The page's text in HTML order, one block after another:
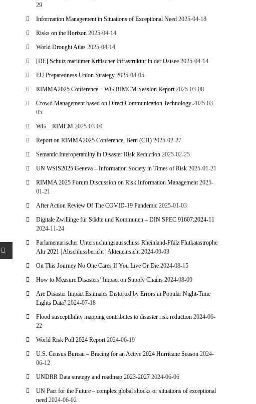
29
Information Management in Situations of Exceptional Need 2025-04-18
Risks on the Horizon 2025-04-14
World Drought Atlas 2025-04-14
[DE] Schutz maritimer Kritischer Infrastruktur in der Ostsee 2025-04-14
EU Preparedness Union Strategy 2025-04-05
RIMMA2025 Conference – WG RIMCM Session Report 2025-03-08
Crowd Management based on Direct Communication Technology 2025-03-
05
WG__RIMCM 2025-03-04
Report on RIMMA2025 Conference, Bern (CH) 2025-02-27
Semantic Interoperability in Disaster Risk Reduction 2025-02-25
UN WSIS2025 Geneva – Information Society in Times of Risk 2025-01-21
RIMMA 2025 Forum Discussion on Risk Information Management 2025-
01-21
After Action Review Of The COVID-19 Pandemic 2025-01-03
Digitale Zwillinge für Städte und Kommunen – DIN SPEC 91607:2024-11
2024-11-24
Parlamentarischer Untersuchungsausschuss Rheinland-Pfalz Flutkatastrophe
Ahr 2021 | Abschlussbericht | Akteneinsicht 2024-09-03
On This Journey No One Cares If You Live Or Die 2024-08-15
How to Measure Disasters’ Impact on Supply Chains 2024-08-09
Are Disaster Impact Estimates Distorted by Errors in Popular Night-Time
Lights Data? 2024-07-18
Flood susceptibility mapping contributes to disaster risk reduction 2024-06-
22
World Risk Poll 2024 Report 2024-06-19
U.S. Census Bureau – Bracing for an Active 2024 Hurricane Season 2024-
06-12
UNDRR Data strategy and roadmap 2023-2027 2024-06-06
UN Pact for the Future – complex global shocks or situations of exceptional
need 2024-06-02